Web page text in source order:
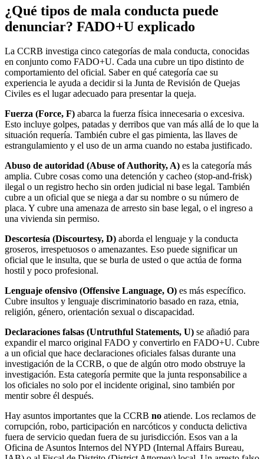
¿Qué tipos de mala conducta puede
denunciar? FADO+U explicado
La CCRB investiga cinco categorías de mala conducta, conocidas
en conjunto como FADO+U. Cada una cubre un tipo distinto de
comportamiento del oficial. Saber en qué categoría cae su
experiencia le ayuda a decidir si la Junta de Revisión de Quejas
Civiles es el lugar adecuado para presentar la queja.
Fuerza (Force, F) abarca la fuerza física innecesaria o excesiva.
Esto incluye golpes, patadas y derribos que van más allá de lo que la
situación requería. También cubre el gas pimienta, las llaves de
estrangulamiento y el uso de un arma cuando no estaba justificado.
Abuso de autoridad (Abuse of Authority, A) es la categoría más
amplia. Cubre cosas como una detención y cacheo (stop-and-frisk)
ilegal o un registro hecho sin orden judicial ni base legal. También
cubre a un oficial que se niega a dar su nombre o su número de
placa. Y cubre una amenaza de arresto sin base legal, o el ingreso a
una vivienda sin permiso.
Descortesía (Discourtesy, D) aborda el lenguaje y la conducta
groseros, irrespetuosos o amenazantes. Eso puede significar un
oficial que le insulta, que se burla de usted o que actúa de forma
hostil y poco profesional.
Lenguaje ofensivo (Offensive Language, O) es más específico.
Cubre insultos y lenguaje discriminatorio basado en raza, etnia,
religión, género, orientación sexual o discapacidad.
Declaraciones falsas (Untruthful Statements, U) se añadió para
expandir el marco original FADO y convertirlo en FADO+U. Cubre
a un oficial que hace declaraciones oficiales falsas durante una
investigación de la CCRB, o que de algún otro modo obstruye la
investigación. Esta categoría permite que la junta responsabilice a
los oficiales no solo por el incidente original, sino también por
mentir sobre él después.
Hay asuntos importantes que la CCRB no atiende. Los reclamos de
corrupción, robo, participación en narcóticos y conducta delictiva
fuera de servicio quedan fuera de su jurisdicción. Esos van a la
Oficina de Asuntos Internos del NYPD (Internal Affairs Bureau,